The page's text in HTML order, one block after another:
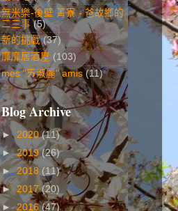
無米樂-後壁 菁寮 - 爸故鄉的
二三事 (5)
新的挑戰 (37)
靡靡居酒屋 (103)
mes "ㄞ淑麗" amis (11)
Blog Archive
► 2020(11)
►2019(26)
►2018 (11)
►2017(20)
►2016(47)